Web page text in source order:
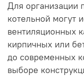
Для организации
котельной могут
вентиляционных
кирпичных или
до современных
выборе